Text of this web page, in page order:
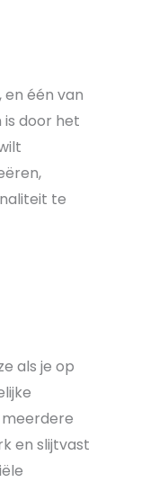
één van
door het
te
als je op
en slijtvast